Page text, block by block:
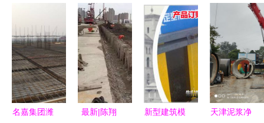
名嘉集团潍
最新|陈翔
新型建筑模
天津泥浆净